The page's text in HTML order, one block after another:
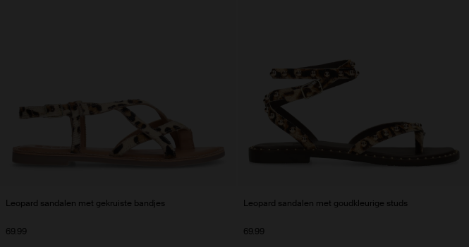
Leopard sandalen met gekruiste bandjes
69.99
Leopard sandalen met goudkleurige studs
69.99